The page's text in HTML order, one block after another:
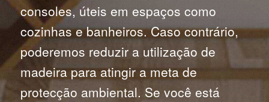
consoles, úteis em espaços como
cozinhas e banheiros. Caso contrário,
poderemos reduzir a utilização de
madeira para atingir a meta de
protecção ambiental. Se você está